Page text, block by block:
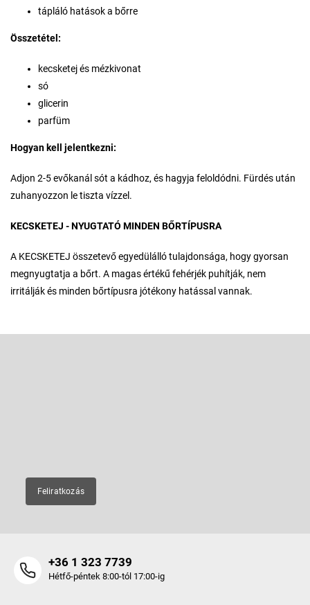
tápláló hatások a bőrre
Összetétel:
kecsketej és mézkivonat
só
glicerin
parfüm
Hogyan kell jelentkezni:
Adjon 2-5 evőkanál sót a kádhoz, és hagyja feloldódni. Fürdés után
zuhanyozzon le tiszta vízzel.
KECSKETEJ - NYUGTATÓ MINDEN BŐRTÍPUSRA
A KECSKETEJ összetevő egyedülálló tulajdonsága, hogy gyorsan
megnyugtatja a bőrt. A magas értékű fehérjék puhítják, nem
irritálják és minden bőrtípusra jótékony hatással vannak.
Feliratkozás
+36 1 323 7739
Hétfő-péntek 8:00-tól 17:00-ig